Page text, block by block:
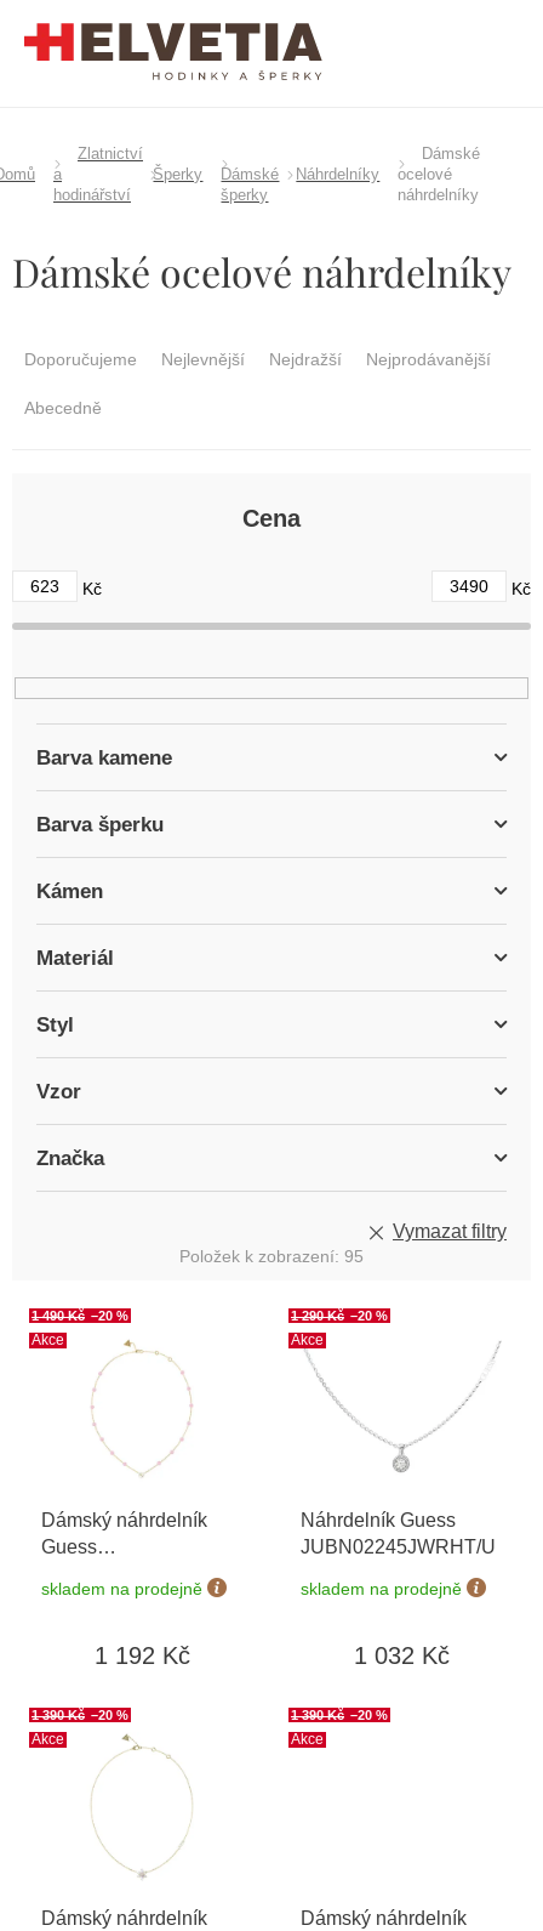
Zlatnictví
a
hodinářství
Šperky
Dámské
šperky
Náhrdelníky
Dámské
ocelové
náhrdelníky
Dámské ocelové náhrdelníky
d
u
k
ů
Doporučujeme Nejlevnější Nejdražší Nejprodávanější
Abecedně
Cena
623 Kč 3490 Kč
Barva kamene
Barva šperku
Kámen
Materiál
Styl
Vzor
Značka
Vymazat filtry
Položek k zobrazení: 95
Akce
1 490 Kč –20 %
Dámský náhrdelník
Guess
JUBN03073JWYGLRT/U
skladem na prodejně
1 192 Kč
Akce
1 290 Kč –20 %
Náhrdelník Guess
JUBN02245JWRHT/U
skladem na prodejně
1 032 Kč
Akce
1 390 Kč –20 %
Dámský náhrdelník
Akce
1 390 Kč –20 %
Dámský náhrdelník